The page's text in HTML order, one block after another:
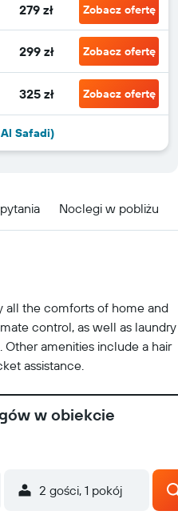
279 zł Zobacz ofertę
299 zł Zobacz ofertę
325 zł Zobacz ofertę
Safadi)
Noclegi w pobliżu
all the comforts of home and
control, as well as laundry
amenities include a hair
assistance.
w obiekcie
2 gości, 1 pokój